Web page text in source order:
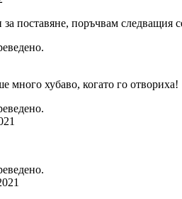
поставяне, поръчвам следващия
много хубаво, когато го отвориха!